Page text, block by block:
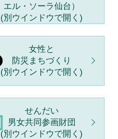
エル・ソーラ仙台）
(別ウインドウで開く)
女性と
防災まちづくり
(別ウインドウで開く)
せんだい
男女共同参画財団
(別ウインドウで開く)